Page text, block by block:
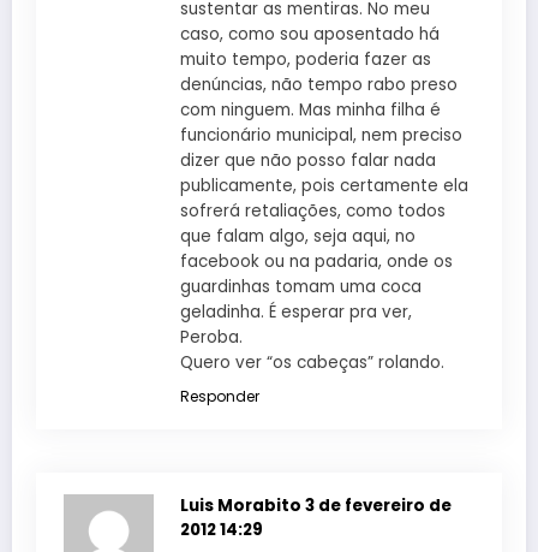
sustentar as mentiras. No meu
caso, como sou aposentado há
muito tempo, poderia fazer as
denúncias, não tempo rabo preso
com ninguem. Mas minha filha é
funcionário municipal, nem preciso
dizer que não posso falar nada
publicamente, pois certamente ela
sofrerá retaliações, como todos
que falam algo, seja aqui, no
facebook ou na padaria, onde os
guardinhas tomam uma coca
geladinha. É esperar pra ver,
Peroba.
Quero ver “os cabeças” rolando.
Responder
Luis Morabito 3 de fevereiro de
2012 14:29